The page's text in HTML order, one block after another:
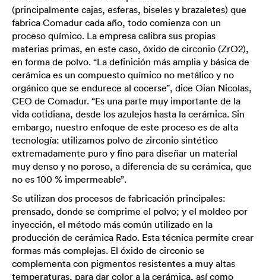
(principalmente cajas, esferas, biseles y brazaletes) que
fabrica Comadur cada año, todo comienza con un
proceso químico. La empresa calibra sus propias
materias primas, en este caso, óxido de circonio (ZrO2),
en forma de polvo. “La definición más amplia y básica de
cerámica es un compuesto químico no metálico y no
orgánico que se endurece al cocerse”, dice Oian Nicolas,
CEO de Comadur. “Es una parte muy importante de la
vida cotidiana, desde los azulejos hasta la cerámica. Sin
embargo, nuestro enfoque de este proceso es de alta
tecnología: utilizamos polvo de zirconio sintético
extremadamente puro y fino para diseñar un material
muy denso y no poroso, a diferencia de su cerámica, que
no es 100 % impermeable”.
Se utilizan dos procesos de fabricación principales:
prensado, donde se comprime el polvo; y el moldeo por
inyección, el método más común utilizado en la
producción de cerámica Rado. Esta técnica permite crear
formas más complejas. El óxido de circonio se
complementa con pigmentos resistentes a muy altas
temperaturas, para dar color a la cerámica, así como